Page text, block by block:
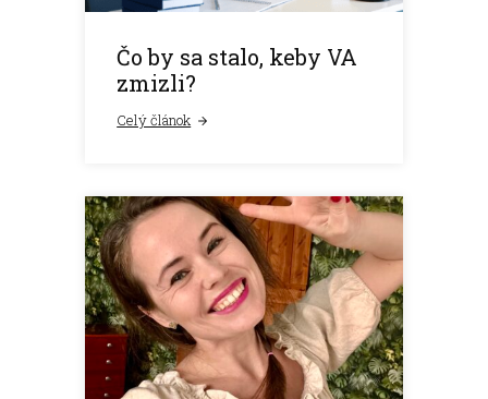
Čo by sa stalo, keby VA
zmizli?
Celý článok